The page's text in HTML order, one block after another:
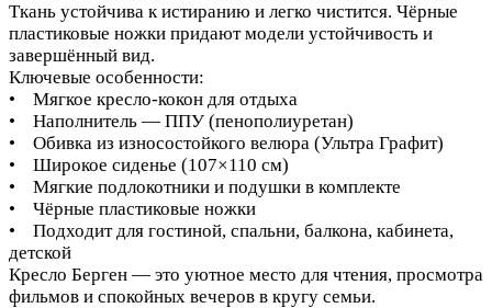
Ткань устойчива к истиранию и легко чистится. Чёрные
пластиковые ножки придают модели устойчивость и
завершённый вид.
Ключевые особенности:
• Мягкое кресло-кокон для отдыха
• Наполнитель — ППУ (пенополиуретан)
• Обивка из износостойкого велюра (Ультра Графит)
• Широкое сиденье (107×110 см)
• Мягкие подлокотники и подушки в комплекте
• Чёрные пластиковые ножки
• Подходит для гостиной, спальни, балкона, кабинета,
детской
Кресло Берген — это уютное место для чтения, просмотра
фильмов и спокойных вечеров в кругу семьи.